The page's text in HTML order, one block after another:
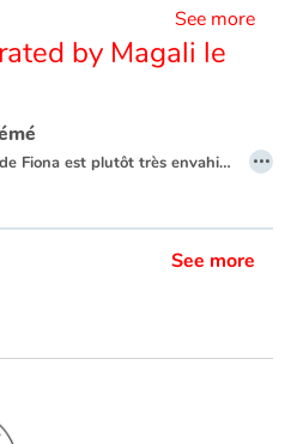
See more
by Magali le
La grand-mère de Fiona est plutôt très envahissante. Elle décide alors de lui présenter le grand-père un peu spécial de son meilleur ami Arthur. Ainsi, peut-être pourront-ils avoir la paix ! Les deux enfants imaginent des ruses qui ne marchent pas. Mais le hasard n'a pas dit son dernier mot... …
See more